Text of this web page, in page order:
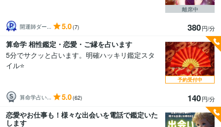
開運師ダー... 5.0(7) 380円/分
離席中
算命学 相性鑑定・恋愛・ご縁を占います
5分でサクッと占います。明確ハッキリ鑑定スタ
イル⭐️
算命学占い... 5.0(62) 140円/分
予約受付中
恋愛やお仕事も！様々な出会いを電話で鑑定いた
します